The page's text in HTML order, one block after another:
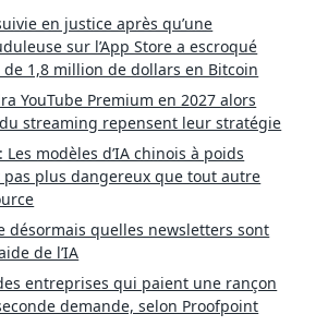
en justice après qu’une
sur l’App Store a escroqué
1,8 million de dollars en Bitcoin
YouTube Premium en 2027 alors
streaming repensent leur stratégie
: Les modèles d’IA chinois à poids
pas plus dangereux que tout autre
désormais quelles newsletters sont
de l’IA
entreprises qui paient une rançon
demande, selon Proofpoint